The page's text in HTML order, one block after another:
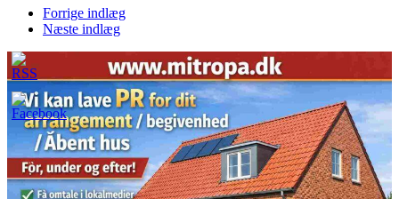
Forrige indlæg
Næste indlæg